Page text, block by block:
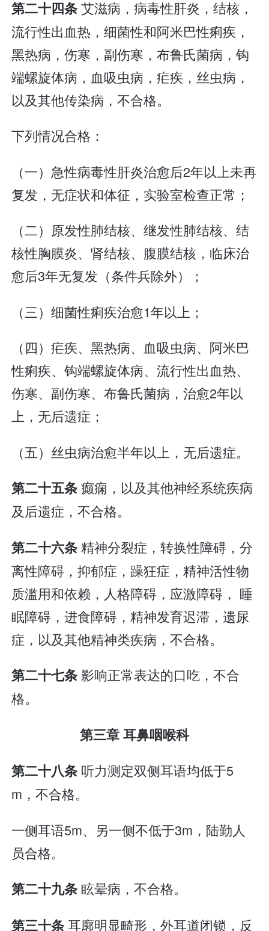
第二十四条艾滋病，病毒性肝炎，结核，
流行性出血热，细菌性和阿米巴性痢疾，
黑热病，伤寒，副伤寒，布鲁氏菌病，钩
端螺旋体病，血吸虫病，疟疾，丝虫病，
以及其他传染病，不合格。
下列情况合格：
（一）急性病毒性肝炎治愈后2年以上未再
复发，无症状和体征，实验室检查正常；
（二）原发性肺结核、继发性肺结核、结
核性胸膜炎、肾结核、腹膜结核，临床治
愈后3年无复发（条件兵除外）；
（三）细菌性痢疾治愈1年以上；
（四）疟疾、黑热病、血吸虫病、阿米巴
性痢疾、钩端螺旋体病、流行性出血热、
伤寒、副伤寒、布鲁氏菌病，治愈2年以
上，无后遗症；
（五）丝虫病治愈半年以上，无后遗症。
第二十五条癫痫，以及其他神经系统疾病
及后遗症，不合格。
第二十六条精神分裂症，转换性障碍，分
离性障碍，抑郁症，躁狂症，精神活性物
质滥用和依赖，人格障碍，应激障碍， 睡
眠障碍，进食障碍，精神发育迟滞，遗尿
症，以及其他精神类疾病，不合格。
第二十七条影响正常表达的口吃，不合
格。
第三章 耳鼻咽喉科
第二十八条 听力测定双侧耳语均低于5
m，不合格。
一侧耳语5m、另一侧不低于3m，陆勤人
员合格。
第二十九条 眩晕病，不合格。
第三十条耳廓明显畸形，外耳道闭锁，反